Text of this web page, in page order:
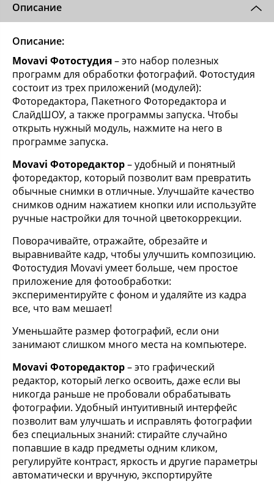
Описание
Описание:
Movavi Фотостудия– это набор полезных
программ для обработки фотографий. Фотостудия
состоит из трех приложений (модулей):
Фоторедактора, Пакетного Фоторедактора и
СлайдШОУ, а также программы запуска. Чтобы
открыть нужный модуль, нажмите на него в
программе запуска.
Movavi Фоторедактор– удобный и понятный
фоторедактор, который позволит вам превратить
обычные снимки в отличные. Улучшайте качество
снимков одним нажатием кнопки или используйте
ручные настройки для точной цветокоррекции.
Поворачивайте, отражайте, обрезайте и
выравнивайте кадр, чтобы улучшить композицию.
Фотостудия Movavi умеет больше, чем простое
приложение для фотообработки:
экспериментируйте с фоном и удаляйте из кадра
все, что вам мешает!
Уменьшайте размер фотографий, если они
занимают слишком много места на компьютере.
Movavi Фоторедактор– это графический
редактор, который легко освоить, даже если вы
никогда раньше не пробовали обрабатывать
фотографии. Удобный интуитивный интерфейс
позволит вам улучшать и исправлять фотографии
без специальных знаний: стирайте случайно
попавшие в кадр предметы одним кликом,
регулируйте контраст, яркость и другие параметры
автоматически и вручную, экспортируйте